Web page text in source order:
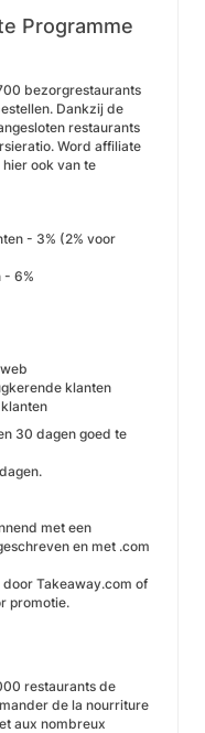
Programme
bezorgrestaurants
Dankzij de
restaurants
Word affiliate
ook van te
- 3% (2% voor
- 6%
klanten
30 dagen goed te
met een
en met .com
Takeaway.com of
promotie.
restaurants de
de la nourriture
aux nombreux